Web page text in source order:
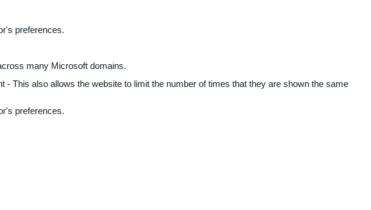
preferences.
many Microsoft domains.
This also allows the website to limit the number of times that they are shown the same
preferences.